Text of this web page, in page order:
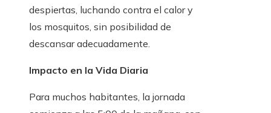
despiertas, luchando contra el calor y
los mosquitos, sin posibilidad de
descansar adecuadamente.
Impacto en la Vida Diaria
Para muchos habitantes, la jornada